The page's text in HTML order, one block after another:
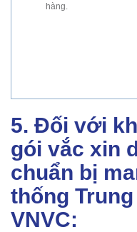
hàng.
5. Đối với
gói vắc xin
chuẩn bị
thống
VNVC: